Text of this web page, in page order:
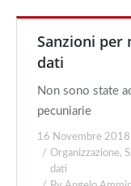
Sanzioni per
dati
Non sono state
pecuniarie
16 Novembre 2018
Organizzazione,
dati